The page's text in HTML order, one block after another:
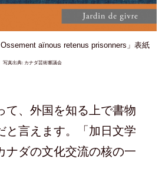
Ossement aïnous retenus prisonners」表紙
写真出典: カナダ芸術審議会
て、外国を知る上で書物
と言えます。「加日文学
ナダの文化交流の核の一